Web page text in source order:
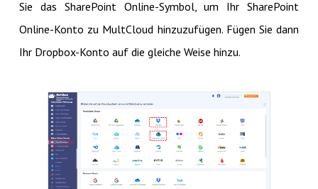
Sie das SharePoint Online-Symbol, um Ihr SharePoint
Online-Konto zu MultCloud hinzuzufügen. Fügen Sie dann
Ihr Dropbox-Konto auf die gleiche Weise hinzu.